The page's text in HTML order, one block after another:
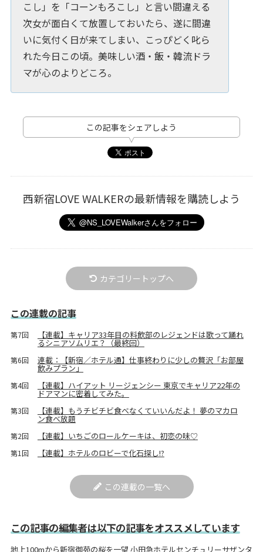
こし」を「コーンもろこし」と言い間違える
次女が面白くて放置しておいたら、遂に間違
いに気付く日が来てしまい、こっぴどく叱ら
れた今日この頃。美味しい酒・飯・韓流ドラ
マが心のよりどころ。
この記事をシェアしよう
西新宿LOVE WALKERの最新情報を購読しよう
カテゴリートップへ
この連載の記事
第7回 【連載】キャリア33年目の料飲部のレジェンドは歌って踊れ
るシニアソムリエ？（最終回）
第6回 連載：【新宿／ホテル通】仕事終わりに少しの贅沢「お部屋
飲みプラン」
第4回 【連載】ハイアット リージェンシー 東京でキャリア22年の
ドアマンに密着してみた。
第3回 【連載】もうチビチビ食べなくていいんだよ！ 夢のマカロ
ン食べ放題
第2回 【連載】いちごのロールケーキは、初恋の味♡
第1回 【連載】ホテルのロビーで化石探し!?
この連載の一覧へ
この記事の編集者は以下の記事をオススメしています
地上100mから新宿御苑の桜を一望 小田急ホテルセンチュリーサザンタ